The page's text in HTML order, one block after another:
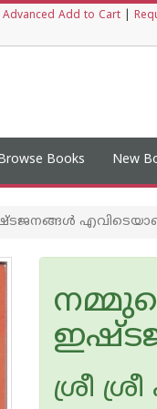
Advanced Add to Cart
Books New
ശ്രീ